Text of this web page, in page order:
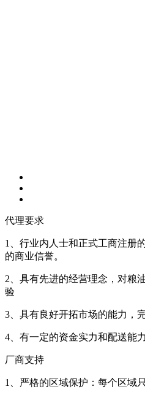
代理要求
1、行业内人士和正式工商注册
的商业信誉。
2、具有先进的经营理念，对粮
验
3、具有良好开拓市场的能力，
4、有一定的资金实力和配送能力
厂商支持
1、严格的区域保护：每个区域